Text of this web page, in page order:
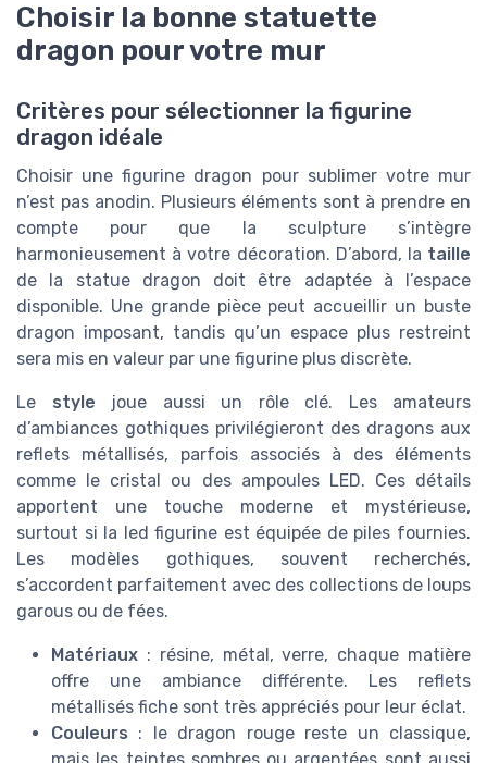
Choisir la bonne statuette
dragon pour votre mur
Critères pour sélectionner la figurine
dragon idéale
Choisir une figurine dragon pour sublimer votre mur
n’est pas anodin. Plusieurs éléments sont à prendre en
compte pour que la sculpture s’intègre
harmonieusement à votre décoration. D’abord, la taille
de la statue dragon doit être adaptée à l’espace
disponible. Une grande pièce peut accueillir un buste
dragon imposant, tandis qu’un espace plus restreint
sera mis en valeur par une figurine plus discrète.
Le style joue aussi un rôle clé. Les amateurs
d’ambiances gothiques privilégieront des dragons aux
reflets métallisés, parfois associés à des éléments
comme le cristal ou des ampoules LED. Ces détails
apportent une touche moderne et mystérieuse,
surtout si la led figurine est équipée de piles fournies.
Les modèles gothiques, souvent recherchés,
s’accordent parfaitement avec des collections de loups
garous ou de fées.
Matériaux : résine, métal, verre, chaque matière
offre une ambiance différente. Les reflets
métallisés fiche sont très appréciés pour leur éclat.
Couleurs : le dragon rouge reste un classique,